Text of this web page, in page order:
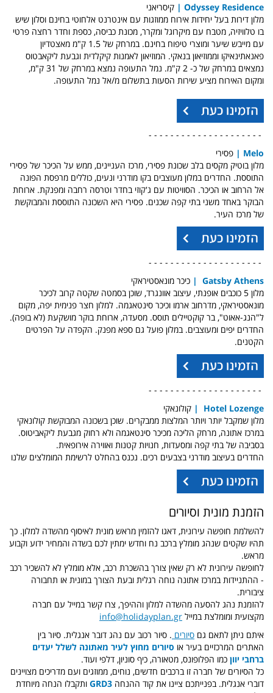
Odyssey Residence |
קיסריאני
מלון דירות בעל יחידות אירוח ממוזגות עם אינטרנט אלחוטי בחינם וסלון שיש
בו טלוויזיה, מטבח עם מיקרוגל ומקרר, מכונת כביסה, כספת וחדר רחצה פרטי
עם מייבש שיער ומוצרי טיפוח בחינם. במרחק של 1.5 ק"מ מאצטדיון
פאנאתינאיקו וממוזיאון בנאקי. המוזיאון לאמנות קיקלדית וגבעת ליקאבטוס
נמצאים במרחק של כ- 2 ק"מ. נמל התעופה נמצא במרחק של 31 ק"מ,
ומקום האירוח מציע שירות הסעות בתשלום מ/אל נמל התעופה.
- - - - - - - - - - - - - - - - - - - - -
Melo
| פסירי
מלון בוטיק מקסים בלב שכונת פסירי, מרכז העניינים, ממש על הכיכר של פסירי
התוססת. החדרים במלון מעוצבים בקו מודרני ונעים, כוללים מרפסת הפונה
אל הרחוב או הכיכר. הסוויטות עם ג'קוזי בחדר וטרסה רחבה ומפנקת. ארוחת
הבוקר באחד משני בתי קפה שכנים. פסירי היא השכונה התוססת והמבוקשת
של מרכז העיר.
- - - - - - - - - - - - - - - - - - - - -
Gatsby Athens
| כיכר מונאסטיראקי
מלון 5 כוכבים אופנתי, עיצוב אוונגרד, שוכן בסמטה שקטה קרוב לכיכר
מונאסטיראקי, מדרחוב ארמו וכיכר סינטאגמה. למלון חצר פנימית יפה, מקום
ל"הנג-אאוט", בר קוקטיילים תוסס. מסעדה, ארוחת בוקר מושקעת (לא בופה).
החדרים יפים ומעוצבים. במלון פועל גם ספא מפנק. הקפדה על הפרטים
הקטנים.
- - - - - - - - - - - - - - - - - - - - -
Hotel Lozenge
| קולונאקי
מלון שמקבל יותר ויותר המלצות ממבקרים. שוכן בשכונה המבוקשת קולונאקי
במרכז אתונה, מרחק הליכה מכיכר סינטאגמה ולא רחוק מגבעת ליקאביטוס.
בסביבה של בתי קפה ומסעדות, חנויות קטנות ואווירה אירופאית.
החדרים בעיצוב מודרני בצבעים רכים. נכנס בהחלט לרשימת המומלצים שלנו
הזמנת מונית וסיורים
להשלמת חופשה עירונית, דאגו להזמין מראש מונית לאיסוף מהשדה למלון. כך
תהיו שקטים שנהג מומלץ ברכב נח וחדש ימתין לכם בשדה והמחיר ידוע וקבוע
מראש.
לחופשה עירונית לא רק שאין צורך בהשכרת רכב, אלא מומלץ לא להשכיר רכב
- ההתניידות במרכז אתונה נוחה רגלית ובעת הצורך במונית או תחבורה
ציבורית.
להזמנת נהג להסעה מהשדה למלון וההיפך, צרו קשר במייל עם חברה
מקצועית ומומלצת במייל info@holidayplan.gr
איתם ניתן לתאם גם סיורים . סיור רכוב עם נהג דובר אנגלית. סיור בין
האתרים המרכזיים בעיר או סיורים מחוץ לעיר מאתונה לשלל יעדים
ברחבי יוון כמו הפלופונס, מטאורה, כיף סוניון, דלפי ועוד.
כל הסיורים של חברה זו ברכבים חדשים, נוחים, ממוזגים ועם מדריכים מצויינים
דוברי אנגלית.בפנייתכם ציינו את קוד ההנחה GRD3 ותקבלו הנחה מיוחדת